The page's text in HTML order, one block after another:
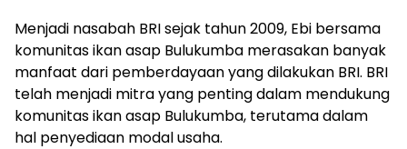
Menjadi nasabah BRI sejak tahun 2009, Ebi bersama
komunitas ikan asap Bulukumba merasakan banyak
manfaat dari pemberdayaan yang dilakukan BRI. BRI
telah menjadi mitra yang penting dalam mendukung
komunitas ikan asap Bulukumba, terutama dalam
hal penyediaan modal usaha.